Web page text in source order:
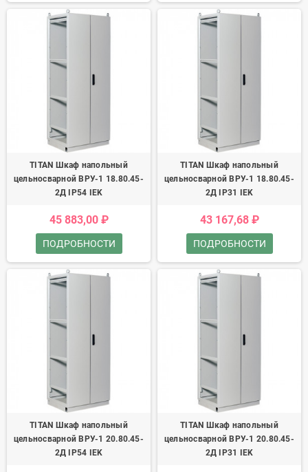
TITAN Шкаф напольный
цельносварной ВРУ-1 18.80.45-
2Д IP54 IEK
45 883,00 ₽
ПОДРОБНОСТИ
TITAN Шкаф напольный
цельносварной ВРУ-1 18.80.45-
2Д IP31 IEK
43 167,68 ₽
ПОДРОБНОСТИ
TITAN Шкаф напольный
цельносварной ВРУ-1 20.80.45-
2Д IP54 IEK
TITAN Шкаф напольный
цельносварной ВРУ-1 20.80.45-
2Д IP31 IEK